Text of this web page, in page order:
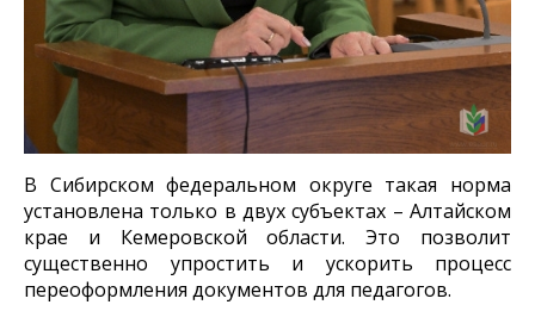
В Сибирском федеральном округе такая норма
установлена только в двух субъектах – Алтайском
крае и Кемеровской области. Это позволит
существенно упростить и ускорить процесс
переоформления документов для педагогов.